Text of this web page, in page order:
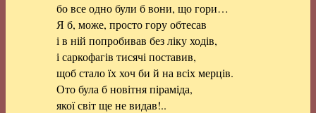
бо все одно були б вони, що гори…
Я б, може, просто гору обтесав
і в ній попробивав без ліку ходів,
і саркофагів тисячі поставив,
щоб стало їх хоч би й на всіх мерців.
Ото була б новітня піраміда,
якої світ ще не видав!..